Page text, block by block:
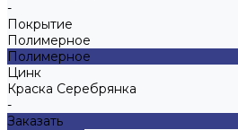
-
Покрытие
Полимерное
Полимерное
Цинк
Краска Серебрянка
-
Заказать